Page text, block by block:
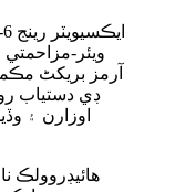
ڊي دستياب